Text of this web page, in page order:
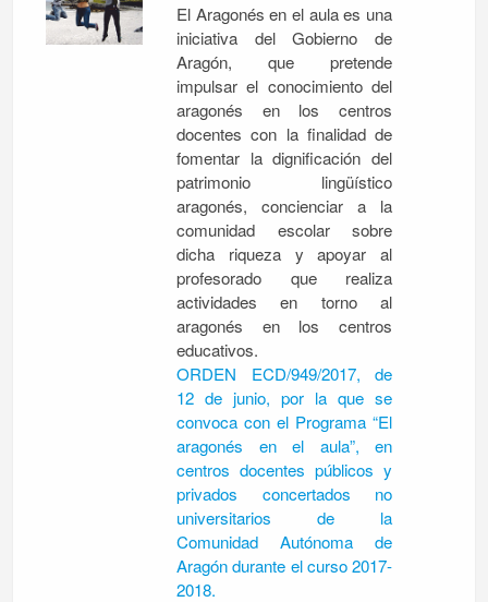
El Aragonés en el aula es una
iniciativa del Gobierno de
Aragón, que pretende
impulsar el conocimiento del
aragonés en los centros
docentes con la finalidad de
fomentar la dignificación del
patrimonio lingüístico
aragonés, concienciar a la
comunidad escolar sobre
dicha riqueza y apoyar al
profesorado que realiza
actividades en torno al
aragonés en los centros
educativos.
ORDEN ECD/949/2017, de
12 de junio, por la que se
convoca con el Programa “El
aragonés en el aula”, en
centros docentes públicos y
privados concertados no
universitarios de la
Comunidad Autónoma de
Aragón durante el curso 2017-
2018.